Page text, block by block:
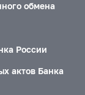
обмена
России
актов Банка